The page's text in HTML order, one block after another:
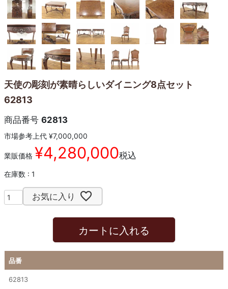
天使の彫刻が素晴らしいダイニング8点セット
62813
商品番号 62813
市場参考上代 ¥7,000,000
業販価格 ¥4,280,000税込
在庫数 1
お気に入り
カートに入れる
品番
62813